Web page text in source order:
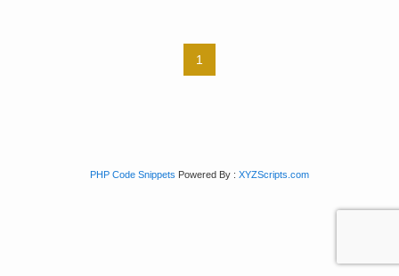
1
PHP Code Snippets Powered By : XYZScripts.com